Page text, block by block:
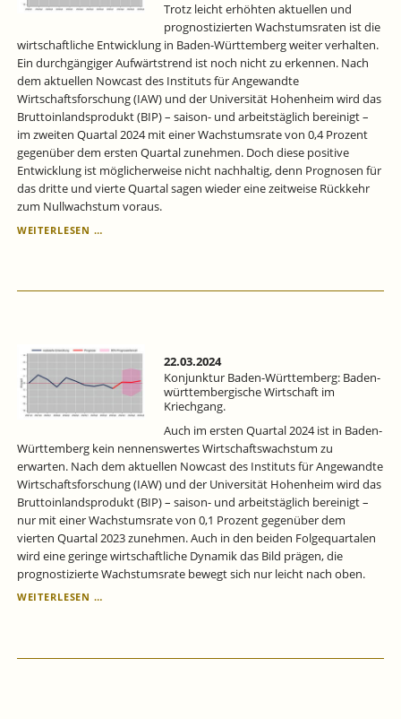
Trotz leicht erhöhten aktuellen und
prognostizierten Wachstumsraten ist die
wirtschaftliche Entwicklung in Baden-Württemberg weiter verhalten.
Ein durchgängiger Aufwärtstrend ist noch nicht zu erkennen. Nach
dem aktuellen Nowcast des Instituts für Angewandte
Wirtschaftsforschung (IAW) und der Universität Hohenheim wird das
Bruttoinlandsprodukt (BIP) – saison- und arbeitstäglich bereinigt –
im zweiten Quartal 2024 mit einer Wachstumsrate von 0,4 Prozent
gegenüber dem ersten Quartal zunehmen. Doch diese positive
Entwicklung ist möglicherweise nicht nachhaltig, denn Prognosen für
das dritte und vierte Quartal sagen wieder eine zeitweise Rückkehr
zum Nullwachstum voraus.
WEITERLESEN …
SCHWACHE
22.03.2024
Konjunktur Baden-Württemberg: Baden-
württembergische Wirtschaft im
Kriechgang.
Auch im ersten Quartal 2024 ist in Baden-
Württemberg kein nennenswertes Wirtschaftswachstum zu
erwarten. Nach dem aktuellen Nowcast des Instituts für Angewandte
Wirtschaftsforschung (IAW) und der Universität Hohenheim wird das
Bruttoinlandsprodukt (BIP) – saison- und arbeitstäglich bereinigt –
nur mit einer Wachstumsrate von 0,1 Prozent gegenüber dem
vierten Quartal 2023 zunehmen. Auch in den beiden Folgequartalen
wird eine geringe wirtschaftliche Dynamik das Bild prägen, die
prognostizierte Wachstumsrate bewegt sich nur leicht nach oben.
WEITERLESEN …KONJUNKTUR
WÜRTTEMBERGISCHE